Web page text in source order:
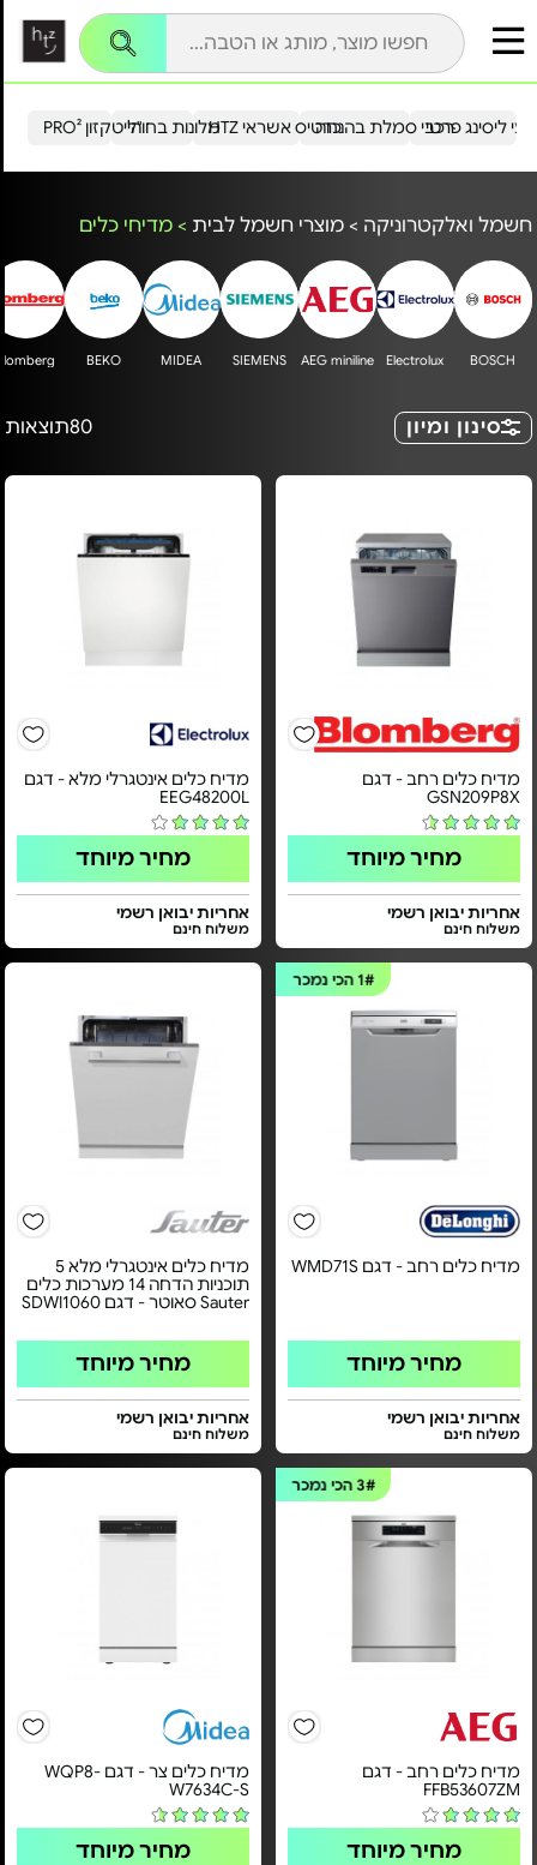
הייטקזון PRO²מלונות בחו"ל כרטיס אשראי HTZ ליסינג פרטירכבי סמלת בהנחה
חשמל ואלקטרוניקה > מוצרי חשמל לבית > מדיחי כלים
BOSCH
Electrolux
AEG miniline
SIEMENS
MIDEA
BEKO
סינון ומיון 80תוצאות
מדיח כלים רחב - דגם
GSN209P8X
מחיר מיוחד
אחריות יבואן רשמי
משלוח חינם
מדיח כלים אינטגרלי מלא - דגם
EEG48200L
מחיר מיוחד
אחריות יבואן רשמי
משלוח חינם
1#הכי נמכר
מדיח כלים רחב - דגם WMD71S
מחיר מיוחד
אחריות יבואן רשמי
משלוח חינם
מדיח כלים אינטגרלי מלא 5
תוכניות הדחה 14 מערכות כלים
Sauter סאוטר - דגם SDWI1060
מחיר מיוחד
אחריות יבואן רשמי
משלוח חינם
3#הכי נמכר
מדיח כלים רחב - דגם
FFB53607ZM
מחיר מיוחד
מדיח כלים צר - דגם WQP8-
W7634C-S
מחיר מיוחד